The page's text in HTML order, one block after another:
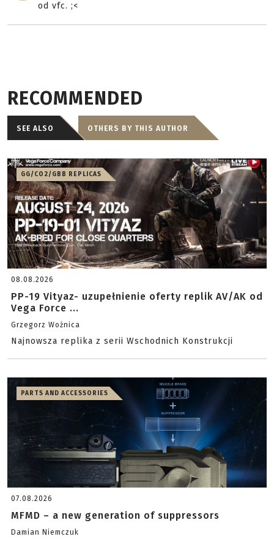
od vfc. ;<
RECOMMENDED
SEE ALSO OTHERS BY THIS AUTHOR
GG/CO2/GBB REPLICAS
08.08.2026
PP-19 Vityaz- uzupełnienie oferty replik AV/AK od
Vega Force ...
Grzegorz Woźnica
Najnowsza replika z serii Wschodnich Konstrukcji
PARTS AND ACCESSORIES
07.08.2026
MFMD – a new generation of suppressors
Damian Niemczuk